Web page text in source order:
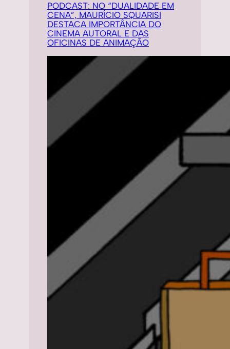
PODCAST: NO “DUALIDADE EM
CENA”, MAURÍCIO SQUARISI
DESTACA IMPORTÂNCIA DO
CINEMA AUTORAL E DAS
OFICINAS DE ANIMAÇÃO